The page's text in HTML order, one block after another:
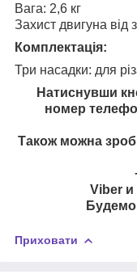
Вага: 2,6 кг
Захист двигуна від
Комплектація:
Три насадки: для
Натиснувши
номер
Також можна
Viber и
Будемо
Приховати